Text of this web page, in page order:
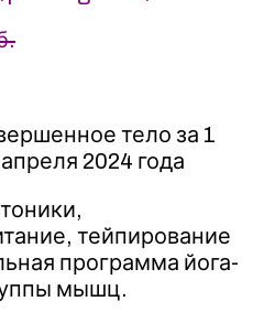
тело за 1
2024 года
тейпирование
программа йога-
мышц.